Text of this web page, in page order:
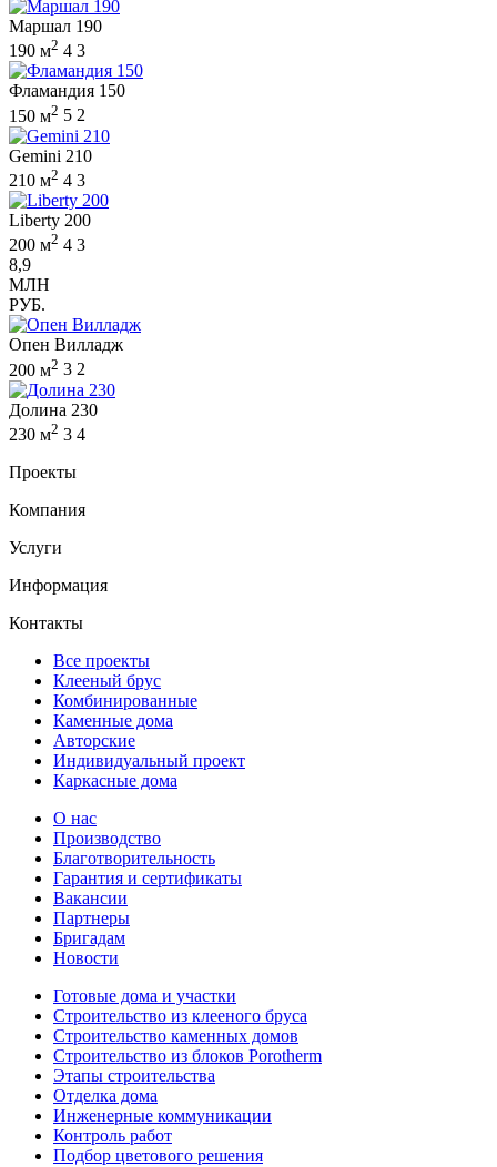
Маршал 190
190 м2 4 3
Фламандия 150
150 м2 5 2
Gemini 210
210 м2 4 3
Liberty 200
200 м2 4 3
8,9
МЛН
РУБ.
Опен Вилладж
200 м2 3 2
Долина 230
230 м2 3 4
Проекты
Компания
Услуги
Информация
Контакты
Все проекты
Клееный брус
Комбинированные
Каменные дома
Авторские
Индивидуальный проект
Каркасные дома
О нас
Производство
Благотворительность
Гарантия и сертификаты
Вакансии
Партнеры
Бригадам
Новости
Готовые дома и участки
Строительство из клееного бруса
Строительство каменных домов
Строительство из блоков Porotherm
Этапы строительства
Отделка дома
Инженерные коммуникации
Контроль работ
Подбор цветового решения